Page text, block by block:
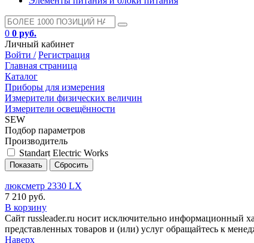
0 0 руб.
Личный кабинет
Войти / Регистрация
Главная страница
Каталог
Приборы для измерения
Измерители физических величин
Измерители освещённости
SEW
Подбор параметров
Производитель
Standart Electric Works
люксметр 2330 LX
7 210 руб.
В корзину
Сайт russleader.ru носит исключительно информационный
представленных товаров и (или) услуг обращайтесь к
Наверх